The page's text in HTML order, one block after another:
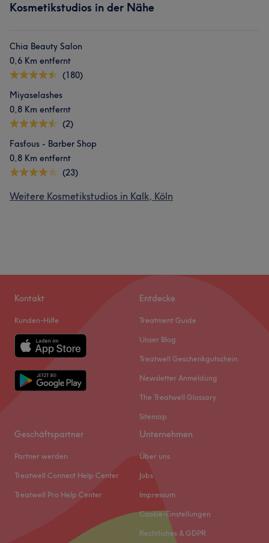
Kosmetikstudios in der Nähe
Chia Beauty Salon
0,6 Km entfernt
(180)
Miyaselashes
0,8 Km entfernt
(2)
Fasfous - Barber Shop
0,8 Km entfernt
(23)
Weitere Kosmetikstudios in Kalk, Köln
Kontakt
Kunden-Hilfe
Entdecke
Treatment Guide
Unser Blog
Treatwell Geschenkgutschein
Newsletter Anmeldung
The Treatwell Glossary
Sitemap
Geschäftspartner
Partner werden
Treatwell Connect Help Center
Treatwell Pro Help Center
Unternehmen
Über uns
Jobs
Impressum
Cookie-Einstellungen
Rechtliches & GDPR